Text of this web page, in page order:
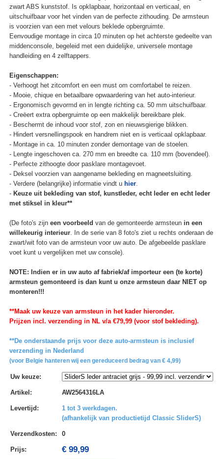
zwart ABS kunststof. Is opklapbaar, horizontaal en verticaal, en
uitschuifbaar voor het vinden van de perfecte zithouding. De armsteun
is voorzien van een met velours beklede opbergruimte.
Eenvoudige montage in circa 10 minuten op het achterste gedeelte van
middenconsole, begeleid met een duidelijke, universele montage
handleiding en 4 zelftappers.
Eigenschappen:
- Verhoogt het zitcomfort en een must om comfortabel te reizen.
- Mooie, chique en betaalbare opwaardering van het auto-interieur.
- Ergonomisch gevormd en in lengte richting ca. 50 mm uitschuifbaar.
- Creëert extra opbergruimte op een makkelijk bereikbare plek.
- Beschermt de inhoud voor stof, zon en nieuwsgierige blikken.
- Hindert versnellingspook en handrem niet en is verticaal opklapbaar.
- Montage in ca. 10 minuten zonder demontage van de stoelen.
- Lengte ingeschoven ca. 270 mm en breedte ca. 110 mm (bovendeel).
- Perfecte zithoogte door pasklare montagevoet.
- Deksel voorzien van aangename bekleding en magneetsluiting.
- Verdere (belangrijke) informatie vindt u hier.
- Keuze uit bekleding van stof, kunstleder, echt leder en echt leder
met stiksel in kleur**
(De foto's zijn een voorbeeld van de gemonteerde armsteun in een
willekeurig interieur. In de serie van 8 foto's ziet u rechts onderaan de
zwart/wit foto van de armsteun voor uw auto. De afgebeelde pasklare
voet kunt u vergelijken met uw console).
NOTE: Indien er in uw auto af fabriek/af importeur een (te korte)
armsteun gemonteerd is dan kunt u onze armsteun daar NIET op
monteren!!!
**Maak uw keuze van armsteun in het kader hieronder.
Prijzen incl. verzending in NL v/a €79,99 (voor stof bekleding).
**De onderstaande prijs voor deze auto-armsteun is inclusief
verzending in Nederland
(voor Belgie hanteren wij een gereduceerd bedrag van € 4,99)
Uw keuze:
Artikel : AW2564316LA
Levertijd :
1 tot 3 werkdagen.
(afhankelijk van productietijd Classic SliderS)
Verzendkosten: 0
Prijs: € 99,99